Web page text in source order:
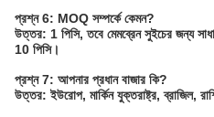
প্রশ্ন 6: MOQ সম্পর্কে কেমন?
উত্তর: 1 পিসি, তবে মেমব্রেন সুইচের জন্য
10 পিসি।
প্রশ্ন 7: আপনার প্রধান বাজার কি?
উত্তর: ইউরোপ, মার্কিন যুক্তরাষ্ট্র, ব্রাজিল,